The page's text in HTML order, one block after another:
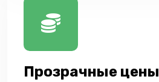
Прозрачные цены